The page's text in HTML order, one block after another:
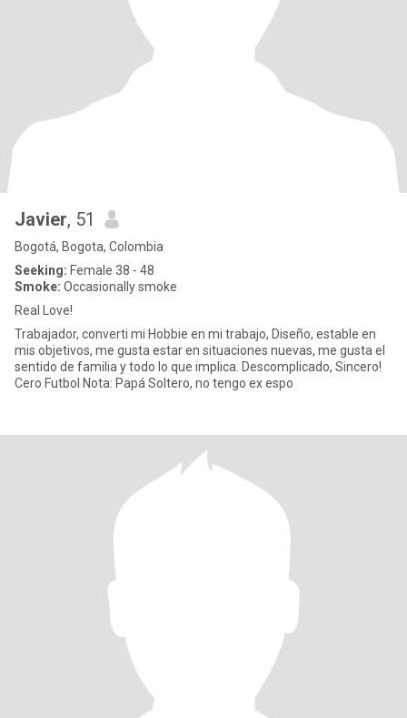
Javier, 51
Bogotá, Bogota, Colombia
Seeking: Female 38 - 48
Smoke: Occasionally smoke
Real Love!
Trabajador, converti mi Hobbie en mi trabajo, Diseño, estable en
mis objetivos, me gusta estar en situaciones nuevas, me gusta el
sentido de familia y todo lo que implica. Descomplicado, Sincero!
Cero Futbol Nota: Papá Soltero, no tengo ex espo